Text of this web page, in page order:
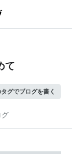
て
グでブログを書く
グ